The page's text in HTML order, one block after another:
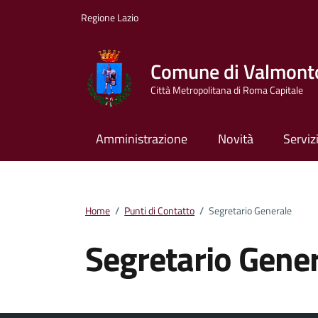
Regione Lazio
Comune di
Città Metropolitana di Roma Capitale
Amministrazione Novità
Home / Punti di Contatto / Segretario Generale
Segretario